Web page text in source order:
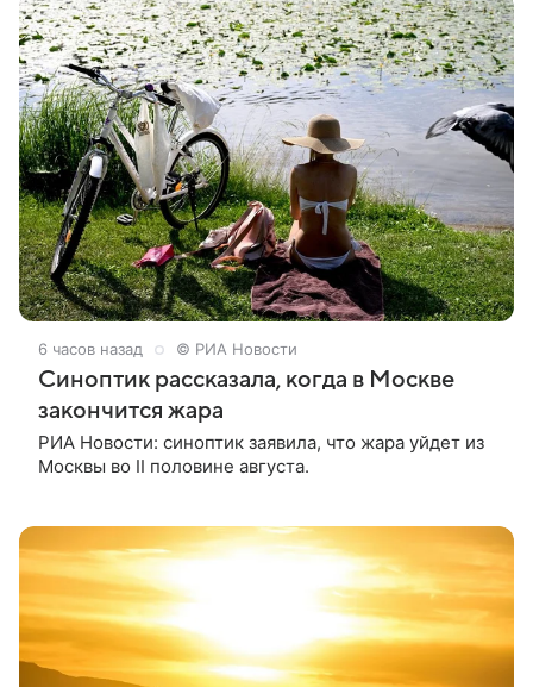
6 часов назад © РИА Новости
Синоптик рассказала, когда в Москве
закончится жара
РИА Новости: синоптик заявила, что жара уйдет из
Москвы во II половине августа.